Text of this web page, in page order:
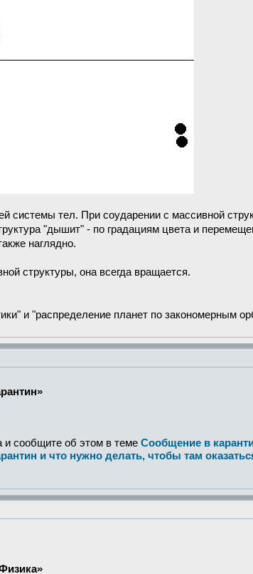
системы тел. При соударении с массивной
"дышит" - по градациям цвета и
наглядно.
структуры, она всегда вращается.
и "распределение планет по закономерным
сообщите об этом в теме Сообщение в
и что нужно делать, чтобы там